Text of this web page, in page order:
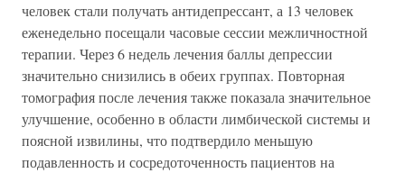
человек стали получать антидепрессант, а 13 человек
еженедельно посещали часовые сессии межличностной
терапии. Через 6 недель лечения баллы депрессии
значительно снизились в обеих группах. Повторная
томография после лечения также показала значительное
улучшение, особенно в области лимбической системы и
поясной извилины, что подтвердило меньшую
подавленность и сосредоточенность пациентов на